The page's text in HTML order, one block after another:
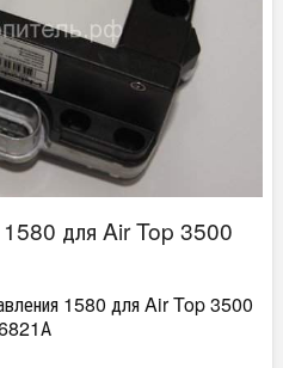
1580 для Air Top 3500
1580 для Air Top 3500